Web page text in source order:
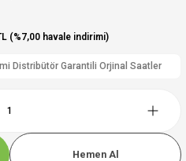
(%7,00 havale indirimi)
Distribütör Garantili Orjinal Saatler
Hemen Al